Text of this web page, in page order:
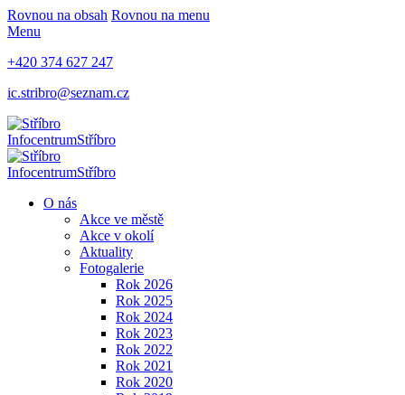
Rovnou na obsah Rovnou na menu
Menu
+420 374 627 247
ic.stribro@seznam.cz
InfocentrumStříbro
InfocentrumStříbro
O nás
Akce ve městě
Akce v okolí
Aktuality
Fotogalerie
Rok 2026
Rok 2025
Rok 2024
Rok 2023
Rok 2022
Rok 2021
Rok 2020